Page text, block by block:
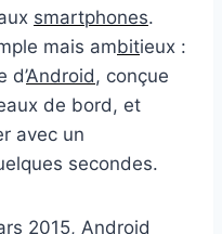
smartphones.
mais ambitieux :
d’Android , conçue
de bord, et
avec un
secondes.
2015, Android